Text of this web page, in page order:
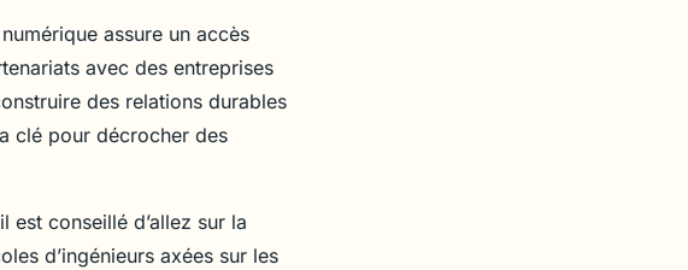
assure un accès
avec des entreprises
des relations durables
clé pour décrocher des
conseillé d’allez sur la
d’ingénieurs axées sur les